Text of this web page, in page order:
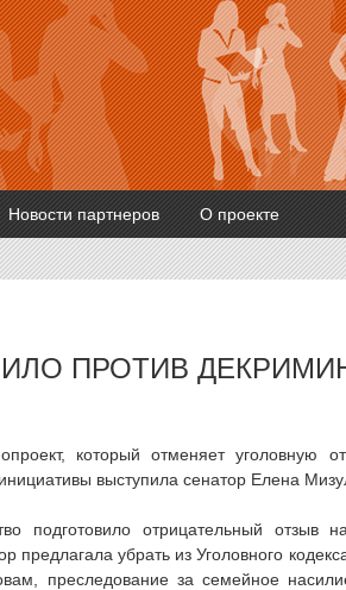
Новости партнеров О проекте
ПРОТИВ
который отменяет уголовную
выступила сенатор Елена
подготовило отрицательный отзыв
убрать из Уголовного
преследование за семейное